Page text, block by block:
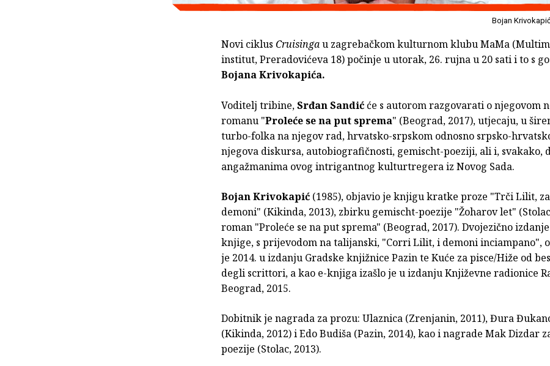
Bojan
Novi ciklus Cruisingau zagrebačkom kulturnom klubu MaMa
institut, Preradovićeva 18) počinje u utorak, 26. rujna u 20 sati i to s
Bojana Krivokapića.
Voditelj tribine,Srđan Sandićće s autorom razgovarati o njegovom
romanu "Proleće se na put sprema" (Beograd, 2017), utjecaju, u
turbo-folka na njegov rad, hrvatsko-srpskom odnosno srpsko-
njegova diskursa, autobiografičnosti, gemischt-poeziji, ali i, svakako,
angažmanima ovog intrigantnog kulturtregera iz Novog Sada.
Bojan Krivokapić (1985), objavio je knjigu kratke proze "Trči Lilit,
demoni" (Kikinda, 2013), zbirku gemischt-poezije "Žoharov let"
roman "Proleće se na put sprema" (Beograd, 2017). Dvojezično
knjige, s prijevodom na talijanski, "Corri Lilit, i demoni inciampano",
je 2014. u izdanju Gradske knjižnice Pazin te Kuće za pisce/Hiže od
degli scrittori, a kao e-knjiga izašlo je u izdanju Književne radionice
Beograd, 2015.
Dobitnik je nagrada za prozu: Ulaznica (Zrenjanin, 2011), Đura
(Kikinda, 2012) i Edo Budiša (Pazin, 2014), kao i nagrade Mak Dizdar
poezije (Stolac, 2013).